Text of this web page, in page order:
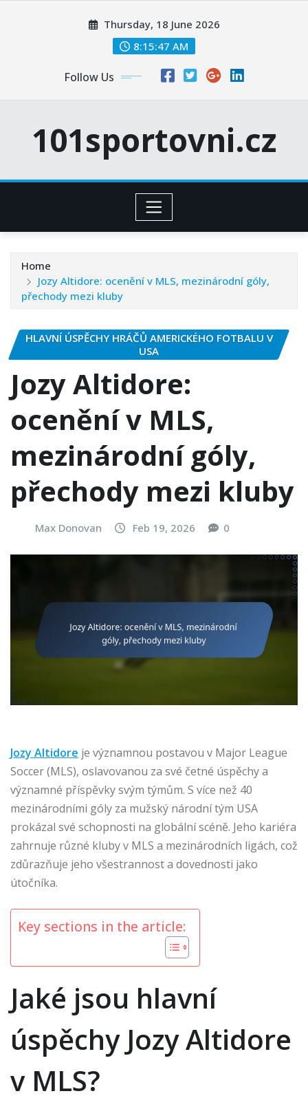
Thursday, 18 June 2026
8:15:48 AM
Follow Us
101sportovni.cz
Home
Jozy Altidore: ocenění v MLS, mezinárodní góly,
přechody mezi kluby
HLAVNÍ ÚSPĚCHY HRÁČŮ AMERICKÉHO FOTBALU V
USA
Jozy Altidore:
ocenění v MLS,
mezinárodní góly,
přechody mezi kluby
Max Donovan Feb 19, 2026 0
Jozy Altidore je významnou postavou v Major League
Soccer (MLS), oslavovanou za své četné úspěchy a
významné příspěvky svým týmům. S více než 40
mezinárodními góly za mužský národní tým USA
prokázal své schopnosti na globální scéně. Jeho kariéra
zahrnuje různé kluby v MLS a mezinárodních ligách, což
zdůrazňuje jeho všestrannost a dovednosti jako
útočníka.
Key sections in the article:
Jaké jsou hlavní
úspěchy Jozy Altidore
v MLS?